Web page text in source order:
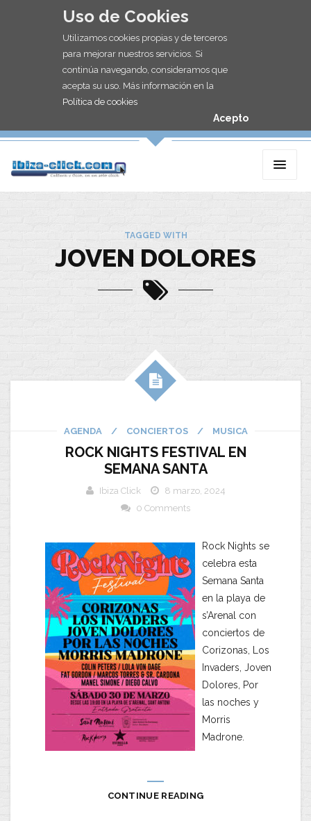
Uso de Cookies
Utilizamos cookies propias y de terceros
para mejorar nuestros servicios. Si
continúa navegando, consideramos que
acepta su uso. Más información en la
Política de cookies
Acepto
TAGGED WITH
JOVEN DOLORES
AGENDA / CONCIERTOS / MUSICA
ROCK NIGHTS FESTIVAL EN
SEMANA SANTA
Ibiza Click
8 marzo, 2024
0 Comments
Rock Nights se
celebra esta
Semana Santa
en la playa de
s’Arenal con
conciertos de
Corizonas, Los
Invaders, Joven
Dolores, Por
las noches y
Morris
Madrone.
CONTINUE READING